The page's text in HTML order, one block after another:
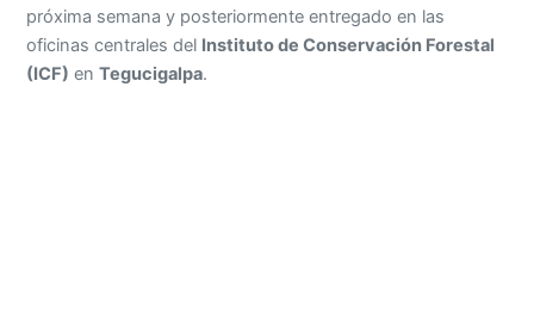
próxima semana y posteriormente entregado en las
oficinas centrales del Instituto de Conservación Forestal
(ICF) enTegucigalpa.